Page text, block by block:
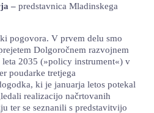
– predstavnica Mladinskega
pogovora. V prvem delu smo
Dolgoročnem razvojnem
2035 (»policy instrument«) v
poudarke tretjega
ki je januarja letos potekal
realizacijo načrtovanih
ter se seznanili s predstavitvijo